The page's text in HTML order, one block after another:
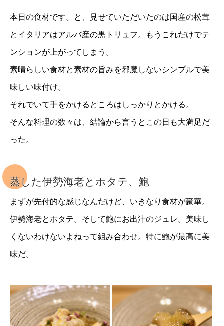
本日の食材です。と、見せていただいたのは国産の松茸
とイタリアはアルバ産の黒トリュフ。もうこれだけでテ
ンションが上がってしまう。
素晴らしい食材と素材の旨みを邪魔しないシンプルで美
味しい味付け。
それでいて手をかけるところはしっかりとかける。
そんな料理の数々は、結論から言うとこの日も大満足だ
った。
蒸した伊勢海老とホタテ、鮑
まずが先付的な感じなんだけど、いきなり食材が豪華。
伊勢海老とホタテ。そして鮑にお出汁のジュレ。美味し
くないわけないよねって組み合わせ。特に鮑が最高に美
味だ。